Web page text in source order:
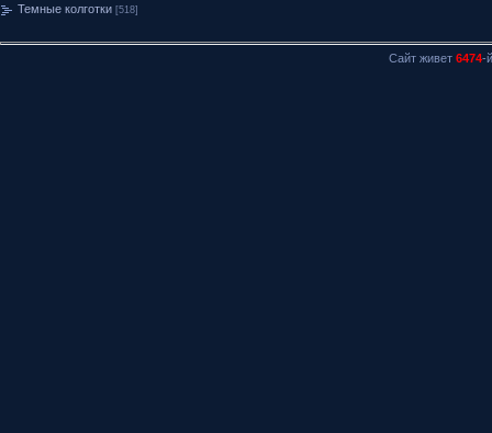
Темные колготки [518]
Сайт живет 6474-